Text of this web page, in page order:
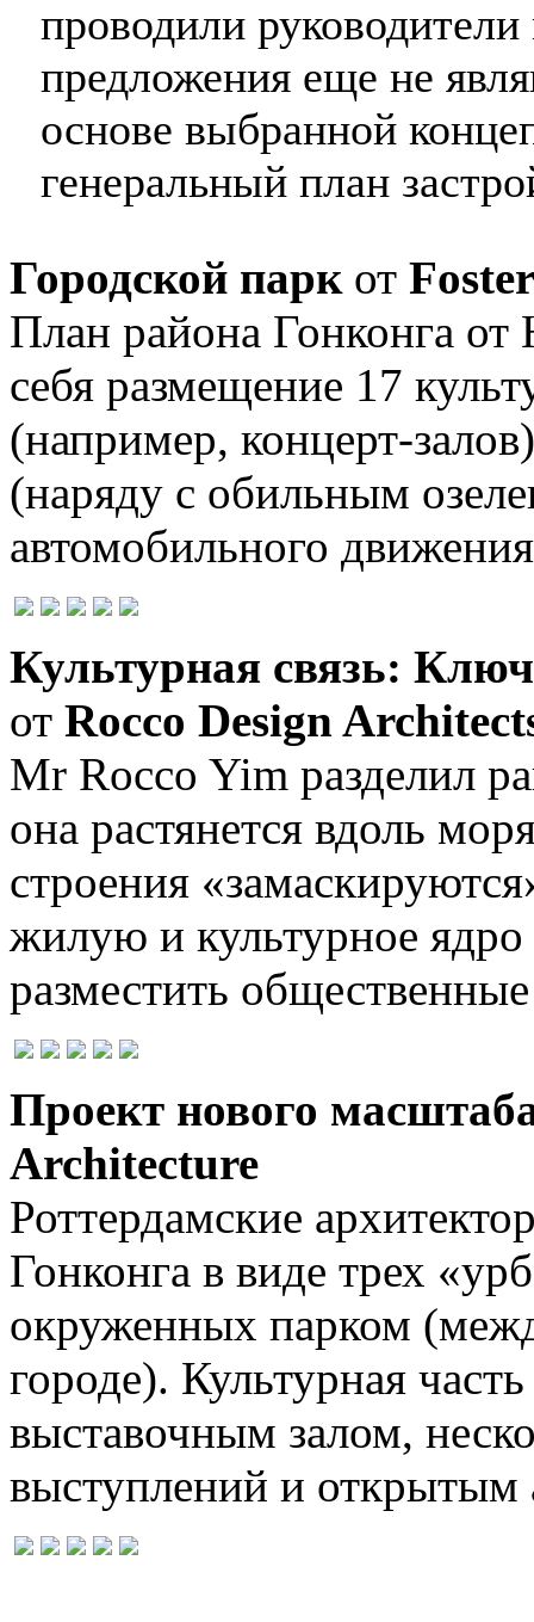
проводили
предложения еще не
основе выбранной
генеральный план
Городской паркот
План района Гонконга
себя размещение 17
(например, концерт-
(наряду с обильным
автомобильного
Культурная связь:
от Rocco Design
Mr Rocco Yim разделил
она растянется вдоль
строения
жилую и культурное ядро
разместить
Проект нового
Architecture
Роттердамские
Гонконга в виде трех
окруженных парком
городе). Культурная
выставочным залом,
выступлений и открытым